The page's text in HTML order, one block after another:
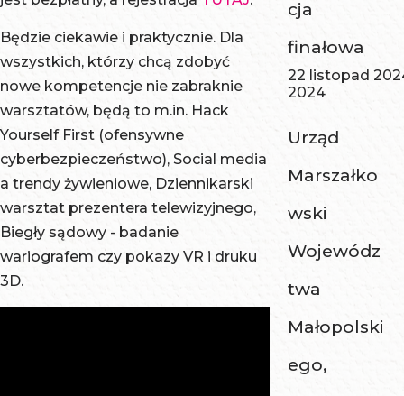
Będzie ciekawie i praktycznie. Dla
wszystkich, którzy chcą zdobyć
nowe kompetencje nie zabraknie
warsztatów, będą to m.in. Hack
Yourself First (ofensywne
cyberbezpieczeństwo), Social media
a trendy żywieniowe, Dziennikarski
warsztat prezentera telewizyjnego,
Biegły sądowy - badanie
wariografem czy pokazy VR i druku
3D.
cja
finałowa
22 listopad
2024
Urząd
Marszałko
wski
Wojewódz
twa
Małopolski
ego,